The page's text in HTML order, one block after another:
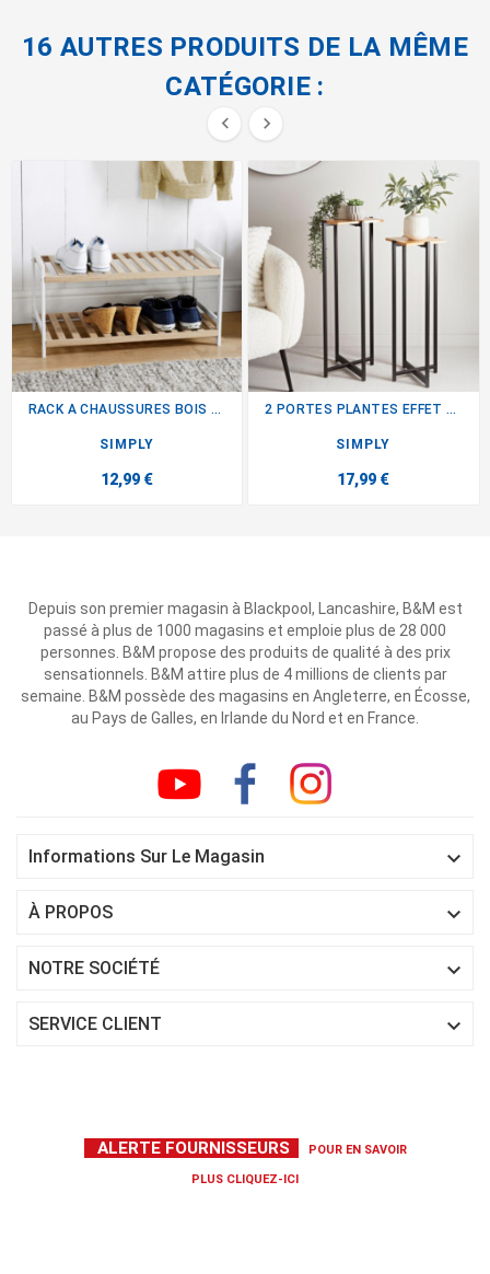
16 AUTRES PRODUITS DE LA MÊME
CATÉGORIE :
 
RACK A CHAUSSURES BOIS / BLANC
SIMPLY
12,99 €
2 PORTES PLANTES EFFET BAMBOU
SIMPLY
17,99 €
Depuis son premier magasin à Blackpool, Lancashire, B&M est
passé à plus de 1000 magasins et emploie plus de 28 000
personnes. B&M propose des produits de qualité à des prix
sensationnels. B&M attire plus de 4 millions de clients par
semaine. B&M possède des magasins en Angleterre, en Écosse,
au Pays de Galles, en Irlande du Nord et en France.
Informations Sur Le Magasin 
À PROPOS 
NOTRE SOCIÉTÉ 
SERVICE CLIENT 
ALERTE FOURNISSEURS POUR EN SAVOIR
PLUS CLIQUEZ-ICI